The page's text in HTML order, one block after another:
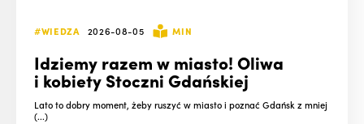
#WIEDZA 2026-08-05 MIN
Idziemy razem w miasto! Oliwa
i kobiety Stoczni Gdańskiej
Lato to dobry moment, żeby ruszyć w miasto i poznać Gdańsk z mniej
(...)